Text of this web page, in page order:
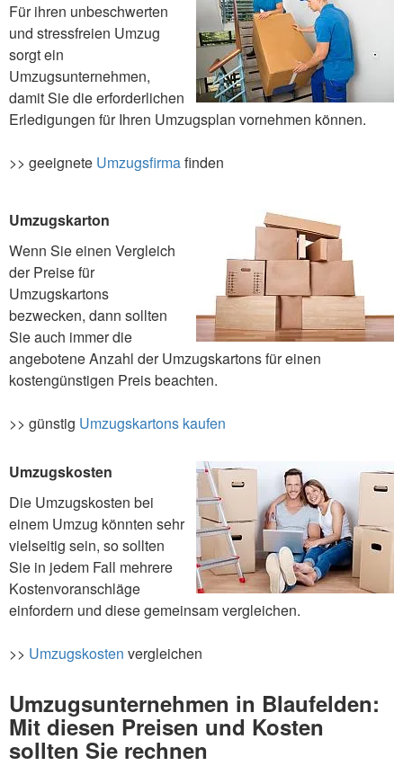
Für ihren unbeschwerten
und stressfreien Umzug
sorgt ein
Umzugsunternehmen,
damit Sie die erforderlichen
Erledigungen für Ihren Umzugsplan vornehmen können.
>> geeignete Umzugsfirmafinden
Umzugskarton
Wenn Sie einen Vergleich
der Preise für
Umzugskartons
bezwecken, dann sollten
Sie auch immer die
angebotene Anzahl der Umzugskartons für einen
kostengünstigen Preis beachten.
>> günstig Umzugskartons kaufen
Umzugskosten
Die Umzugskosten bei
einem Umzug könnten sehr
vielseitig sein, so sollten
Sie in jedem Fall mehrere
Kostenvoranschläge
einfordern und diese gemeinsam vergleichen.
>> Umzugskosten vergleichen
Umzugsunternehmen in Blaufelden:
Mit diesen Preisen und Kosten
sollten Sie rechnen